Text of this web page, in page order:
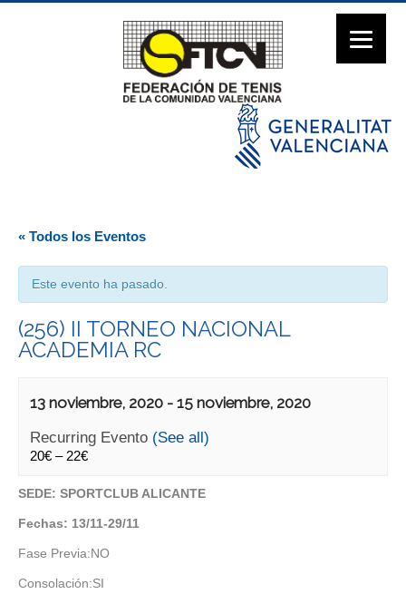
« Todos los Eventos
Este evento ha pasado.
(256) II TORNEO NACIONAL
ACADEMIA RC
13 noviembre, 2020 - 15 noviembre, 2020
Recurring Evento (See all)
20€ – 22€
SEDE: SPORTCLUB ALICANTE
Fechas: 13/11-29/11
Fase Previa:NO
Consolación:SI